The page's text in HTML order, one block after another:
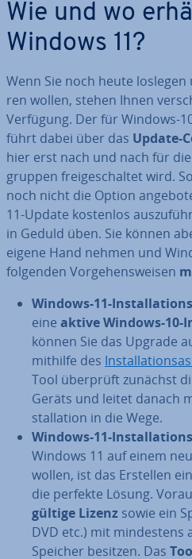
Wie und wo
Windows 11?
Wenn Sie noch heute
ren wollen, stehen Ihnen
Verfügung. Der für Windows-
führt dabei über das Update-
hier erst nach und nach für
grup­pen frei­ge­schal­tet wird.
noch nicht die Option
11-Update kostenlos
in Geduld üben. Sie können
eigene Hand nehmen und
folgenden Vor­ge­hens­wei­sen
Windows-11-
eine aktive Windows-10-
können Sie das Upgrade
mithilfe des
Tool überprüft zunächst
Geräts und leitet danach
stal­la­ti­on in die Wege.
Windows-11-
Windows 11 auf einem
wollen, ist das Erstellen
die perfekte Lösung.
gültige Lizenz sowie ein
DVD etc.) mit min­des­tens
Speicher besitzen. Das